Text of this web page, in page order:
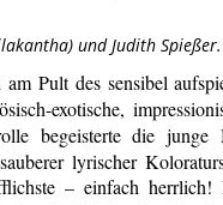
und Judith
am Pult des sensibel
exotische,
begeisterte die junge
lyrischer
– einfach